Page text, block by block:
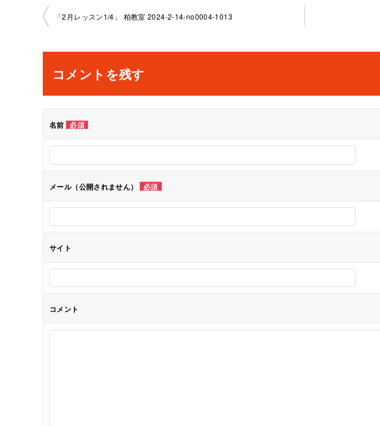
投
ナ
ビ
ゲ
ー
シ
ョ
「2月レッスン1/4」 柏教室 2024-2-14-no0004-1013
コメントを残す
名前 必須
メール（公開されません） 必須
サイト
コメント